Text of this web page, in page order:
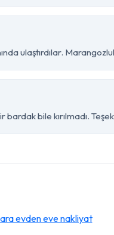
ulaştırdılar.
bile kırılmadı.
evden eve nakliyat